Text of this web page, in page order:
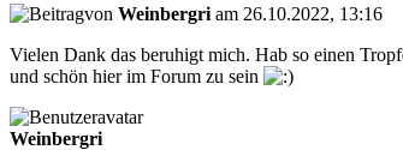
von Weinbergri am 26.10.2022, 13:16
Vielen Dank das beruhigt mich. Hab so einen
und schön hier im Forum zu sein
Weinbergri